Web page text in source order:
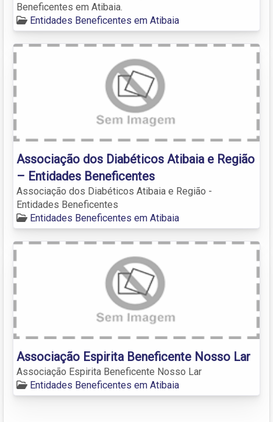
Beneficentes em Atibaia.
Entidades Beneficentes em Atibaia
Associação dos Diabéticos Atibaia e Região
– Entidades Beneficentes
Associação dos Diabéticos Atibaia e Região -
Entidades Beneficentes
Entidades Beneficentes em Atibaia
Associação Espirita Beneficente Nosso Lar
Associação Espirita Beneficente Nosso Lar
Entidades Beneficentes em Atibaia